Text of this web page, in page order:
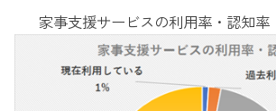
家事支援サービスの利用率・認知率